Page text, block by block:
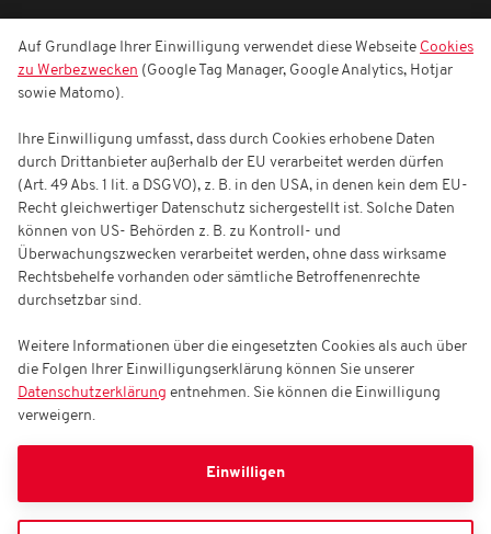
Auf Grundlage Ihrer Einwilligung verwendet diese Webseite Cookies
zu Werbezwecken (Google Tag Manager, Google Analytics, Hotjar
sowie Matomo).
Ihre Einwilligung umfasst, dass durch Cookies erhobene Daten
durch Drittanbieter außerhalb der EU verarbeitet werden dürfen
(Art. 49 Abs. 1 lit. a DSGVO), z. B. in den USA, in denen kein dem EU-
Recht gleichwertiger Datenschutz sichergestellt ist. Solche Daten
können von US- Behörden z. B. zu Kontroll- und
Überwachungszwecken verarbeitet werden, ohne dass wirksame
Rechtsbehelfe vorhanden oder sämtliche Betroffenenrechte
durchsetzbar sind.
Weitere Informationen über die eingesetzten Cookies als auch über
die Folgen Ihrer Einwilligungserklärung können Sie unserer
Datenschutzerklärung entnehmen. Sie können die Einwilligung
verweigern.
Einwilligen